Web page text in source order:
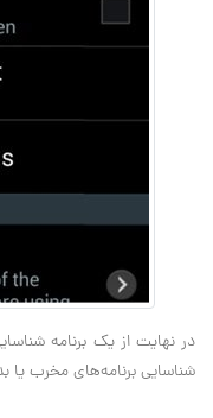
در نهایت از یک برنامه
شناسایی برنامه‌های مخرب یا